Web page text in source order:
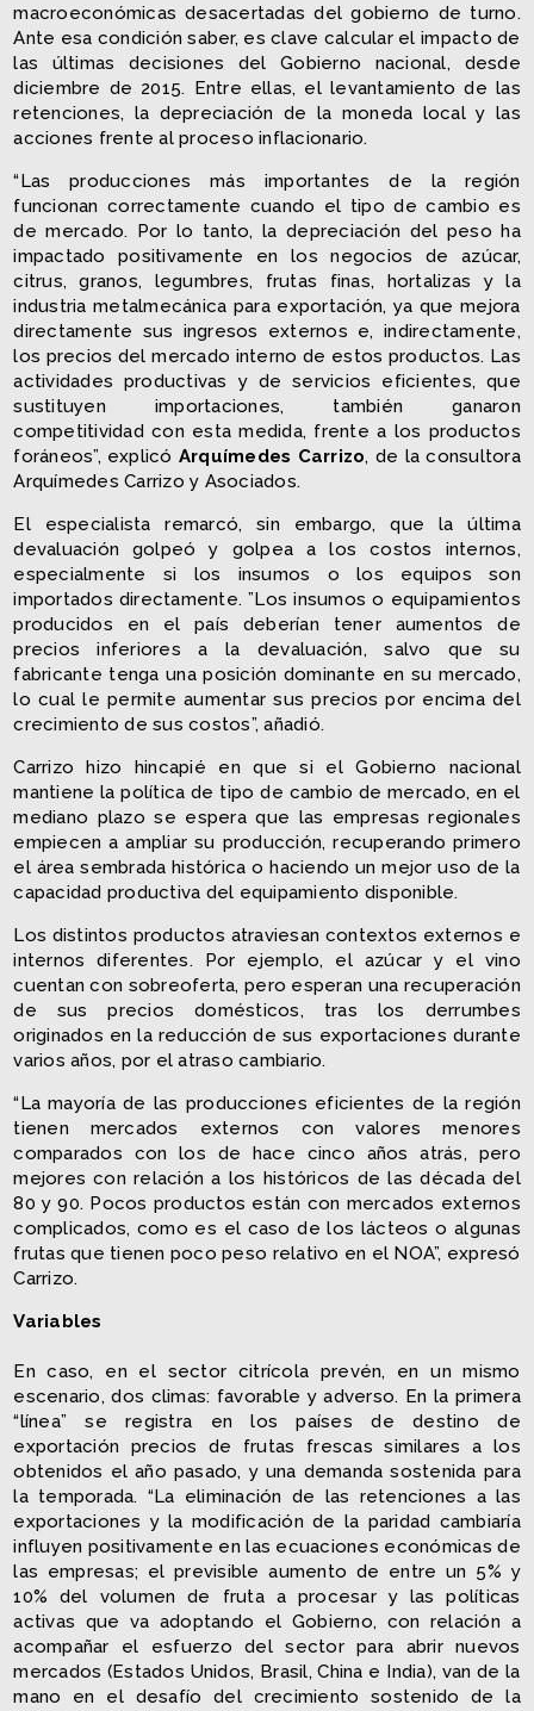
macroeconómicas desacertadas del gobierno de turno.
Ante esa condición saber, es clave calcular el impacto de
las últimas decisiones del Gobierno nacional, desde
diciembre de 2015. Entre ellas, el levantamiento de las
retenciones, la depreciación de la moneda local y las
acciones frente al proceso inflacionario.
“Las producciones más importantes de la región
funcionan correctamente cuando el tipo de cambio es
de mercado. Por lo tanto, la depreciación del peso ha
impactado positivamente en los negocios de azúcar,
citrus, granos, legumbres, frutas finas, hortalizas y la
industria metalmecánica para exportación, ya que mejora
directamente sus ingresos externos e, indirectamente,
los precios del mercado interno de estos productos. Las
actividades productivas y de servicios eficientes, que
sustituyen importaciones, también ganaron
competitividad con esta medida, frente a los productos
foráneos”, explicó Arquímedes Carrizo, de la consultora
Arquímedes Carrizo y Asociados.
El especialista remarcó, sin embargo, que la última
devaluación golpeó y golpea a los costos internos,
especialmente si los insumos o los equipos son
importados directamente. ”Los insumos o equipamientos
producidos en el país deberían tener aumentos de
precios inferiores a la devaluación, salvo que su
fabricante tenga una posición dominante en su mercado,
lo cual le permite aumentar sus precios por encima del
crecimiento de sus costos”, añadió.
Carrizo hizo hincapié en que si el Gobierno nacional
mantiene la política de tipo de cambio de mercado, en el
mediano plazo se espera que las empresas regionales
empiecen a ampliar su producción, recuperando primero
el área sembrada histórica o haciendo un mejor uso de la
capacidad productiva del equipamiento disponible.
Los distintos productos atraviesan contextos externos e
internos diferentes. Por ejemplo, el azúcar y el vino
cuentan con sobreoferta, pero esperan una recuperación
de sus precios domésticos, tras los derrumbes
originados en la reducción de sus exportaciones durante
varios años, por el atraso cambiario.
“La mayoría de las producciones eficientes de la región
tienen mercados externos con valores menores
comparados con los de hace cinco años atrás, pero
mejores con relación a los históricos de las década del
80 y 90. Pocos productos están con mercados externos
complicados, como es el caso de los lácteos o algunas
frutas que tienen poco peso relativo en el NOA”, expresó
Carrizo.
Variables
En caso, en el sector citrícola prevén, en un mismo
escenario, dos climas: favorable y adverso. En la primera
“línea” se registra en los países de destino de
exportación precios de frutas frescas similares a los
obtenidos el año pasado, y una demanda sostenida para
la temporada. “La eliminación de las retenciones a las
exportaciones y la modificación de la paridad cambiaría
influyen positivamente en las ecuaciones económicas de
las empresas; el previsible aumento de entre un 5% y
10% del volumen de fruta a procesar y las políticas
activas que va adoptando el Gobierno, con relación a
acompañar el esfuerzo del sector para abrir nuevos
mercados (Estados Unidos, Brasil, China e India), van de la
mano en el desafío del crecimiento sostenido de la